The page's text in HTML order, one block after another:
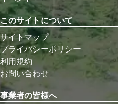
このサイトについて
サイトマップ
プライバシーポリシー
利用規約
お問い合わせ
事業者の皆様へ